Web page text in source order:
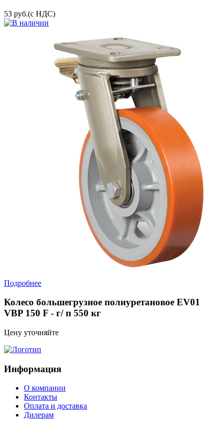
53 руб.(с НДС)
Подробнее
Колесо большегрузное полиуретановое EV01
VBP 150 F - г/ п 550 кг
Цену уточняйте
Информация
О компании
Контакты
Оплата и доставка
Дилерам